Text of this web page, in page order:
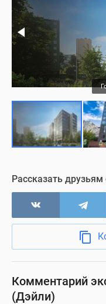
Холл
Квартиры с
Паркинг
Ход
Рассказать
Комментарий
(Дэйли)